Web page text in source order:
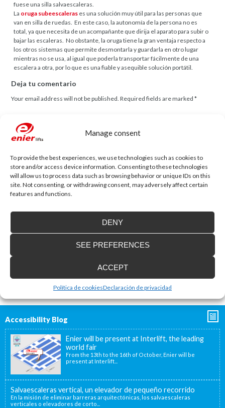
Manage consent
To provide the best experiences, we use technologies such as cookies to
store and/or access device information. Consenting to these technologies
will allow us to process data such as browsing behavior or unique IDs on this
site. Not consenting, or withdrawing consent, may adversely affect certain
features and functions.
ACCEPT
DENY
SEE PREFERENCES
Política de cookiesDeclaración de privacidad
fuese una silla salvaescaleras.
La oruga subeescaleras es una solución muy útil para las personas que
van en silla de ruedas. En este caso, la autonomía de la persona no es
total, ya que necesita de un acompañante que dirija el aparato para subir o
bajar las escaleras. No obstante, la oruga tiene la gran ventaja respecto a
los otros sistemas que permite desmontarla y guardarla en otro lugar
mientras no se usa, al igual que poderla transportar fácilmente de una
escalera a otra, por lo que es una fiable y asequible solución portátil.
Deja tu comentario
Your email address will not be published. Required fields are marked*
Comentario
Name*
Website
Accessibility Blog
Enier will be present at Interlift, the leading
world fair
From the 13th to the 16th of October, Enier will be
present at Interlift...
Salvaescaleras vertical, un elevador de pequeño recorrido
En la misión de eliminar barreras arquitectónicas, los salvaescaleras
verticales o elevadores de corto...